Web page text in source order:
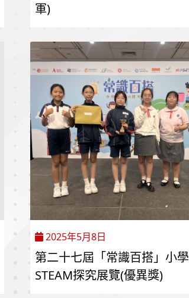
軍)
2025年5月8日
第二十七屆「常識百搭」小學
STEAM探究展覽(優異獎)